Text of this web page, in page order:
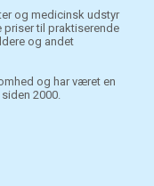
og medicinsk udstyr
til praktiserende
og andet
og har været en
2000.